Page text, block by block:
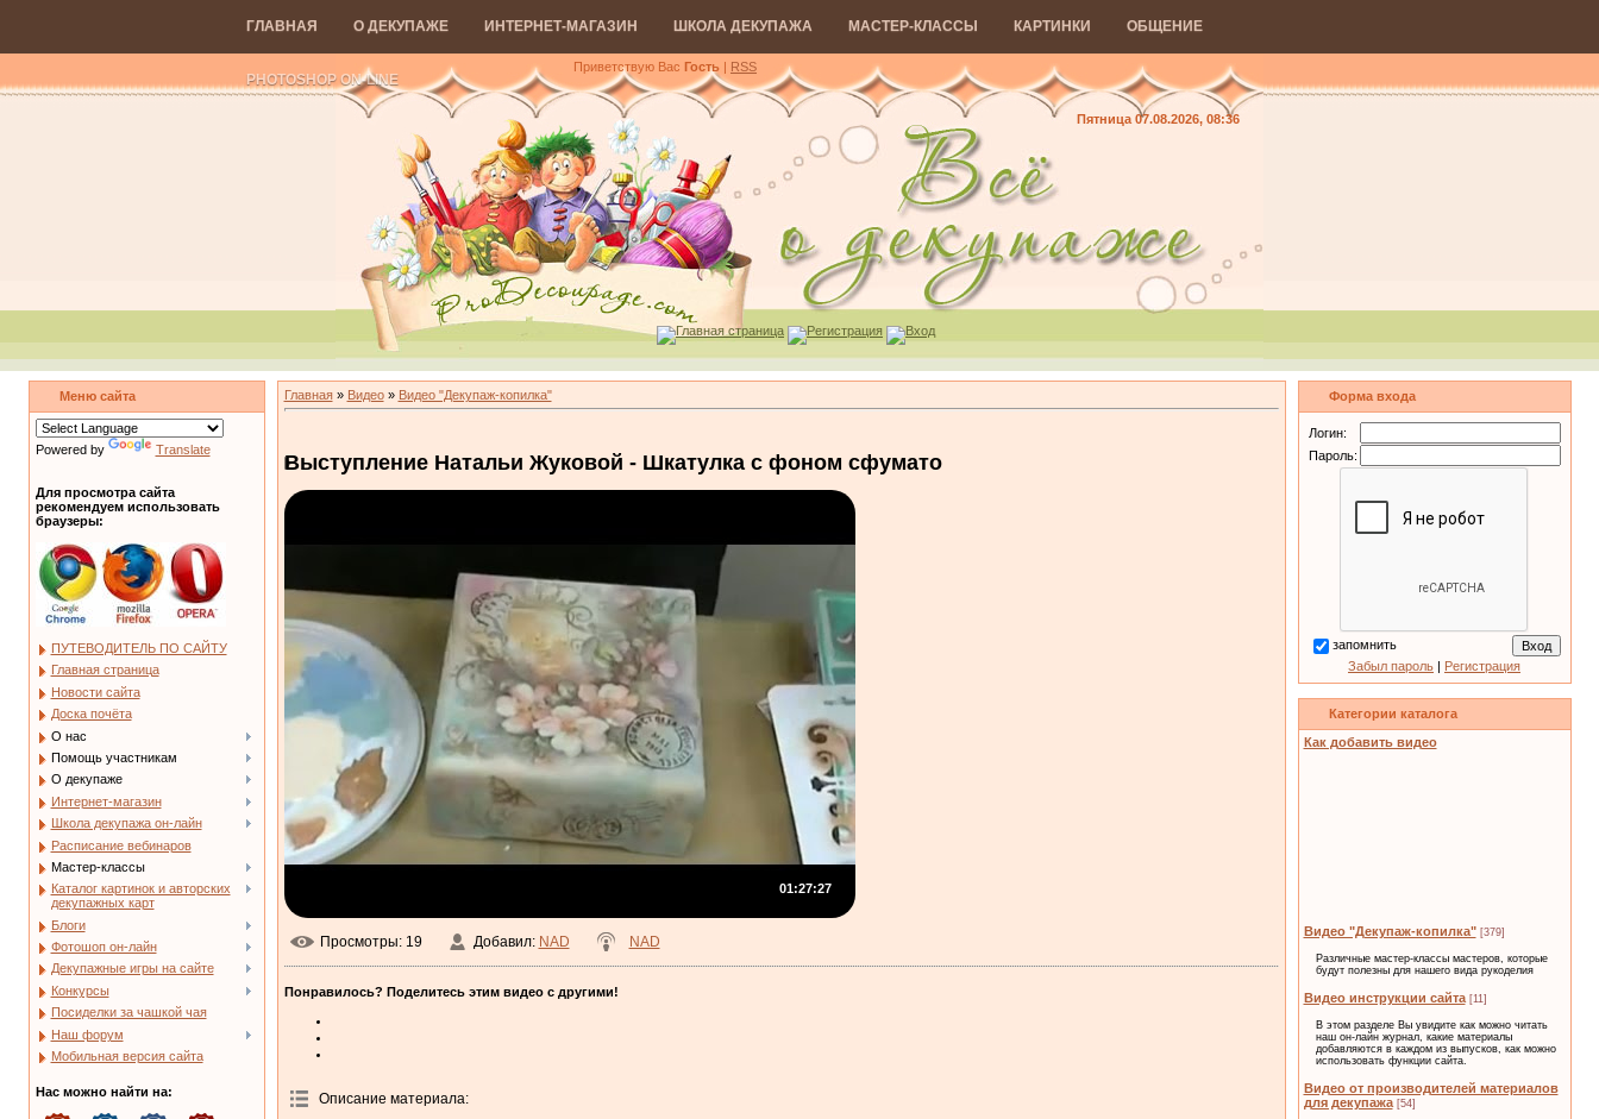
ГЛАВНАЯ О ДЕКУПАЖЕ ИНТЕРНЕТ-МАГАЗИН ШКОЛА ДЕКУПАЖА МАСТЕР-КЛАССЫ КАРТИНКИ ОБЩЕНИЕ
PHOTOSHOP ON-LINE
Приветствую Вас Гость | RSS
Пятница 07.08.2026, 08:36
Главная страница Регистрация Вход
Меню сайта
Powered by Translate
Для просмотра сайта
рекомендуем использовать
браузеры:
ПУТЕВОДИТЕЛЬ ПО САЙТУ
Главная страница
Новости сайта
Доска почёта
О нас
Помощь участникам
О декупаже
Интернет-магазин
Школа декупажа он-лайн
Расписание вебинаров
Мастер-классы
Каталог картинок и авторских
декупажных карт
Блоги
Фотошоп он-лайн
Декупажные игры на сайте
Конкурсы
Посиделки за чашкой чая
Наш форум
Мобильная версия сайта
Нас можно найти на:
Главная» Видео» Видео "Декупаж-копилка"
Выступление Натальи Жуковой - Шкатулка с фоном сфумато
01:27:27
Просмотры: 19 Добавил: NAD NAD
Понравилось? Поделитесь этим видео с другими!
Описание материала:
Форма входа
Логин:
Пароль:
запомнить
Забыл пароль | Регистрация
Категории каталога
Как добавить видео
Видео "Декупаж-копилка" [379]
Различные мастер-классы мастеров, которые
будут полезны для нашего вида рукоделия
Видео инструкции сайта [11]
В этом разделе Вы увидите как можно читать
наш он-лайн журнал, какие материалы
добавляются в каждом из выпусков, как можно
использовать функции сайта.
Видео от производителей материалов
для декупажа [54]